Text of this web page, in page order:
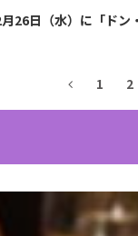
26日（水）に「ド
1 2